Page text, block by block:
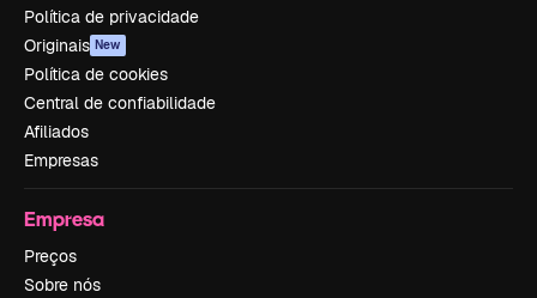
Política de privacidade
Originais New
Política de cookies
Central de confiabilidade
Afiliados
Empresas
Empresa
Preços
Sobre nós